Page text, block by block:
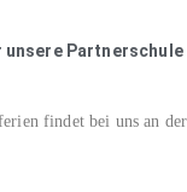
Partnerschule
findet bei uns an